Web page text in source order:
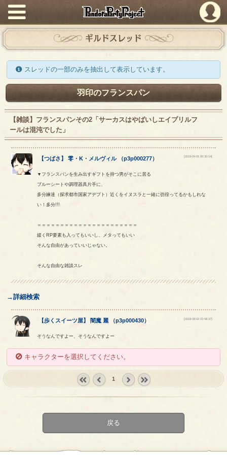
PandoraPartyProject
ギルドスレッド
スレッドの一部のみを抽出して表示しています。
羽印のフランスパン
【雑談】フランスパンその2「サーカスはやばいしエイプリルフ
ールは混沌でした」
【つばさ 】零 ・K ・ メルヴィル（p3p000277） [2018-04-01 00:30:14]
▼フランスパンを生み出すギフトを持つ男がそこに居る
ブルーシートや調理器具片手に、
多分練達（探求都市国家アデプト）近くをイヌスラと一緒に彷徨ってるかもしれな
い！多分!!!
＝＝＝＝＝＝＝＝＝＝＝＝＝＝＝＝＝＝＝＝＝＝
緩くRP要素も入ってもいいし、メタってもいい
そんな自由があっていいじゃない。
そんな自由な雑談スレ
→詳細検索
【歩くスイーツ屋】 闇魔 麗 （p3p000430） [2018-09-02 22:58:37]
そうなんですよー、そうなんですよー
キャラクターを選択してください。
1
戻る